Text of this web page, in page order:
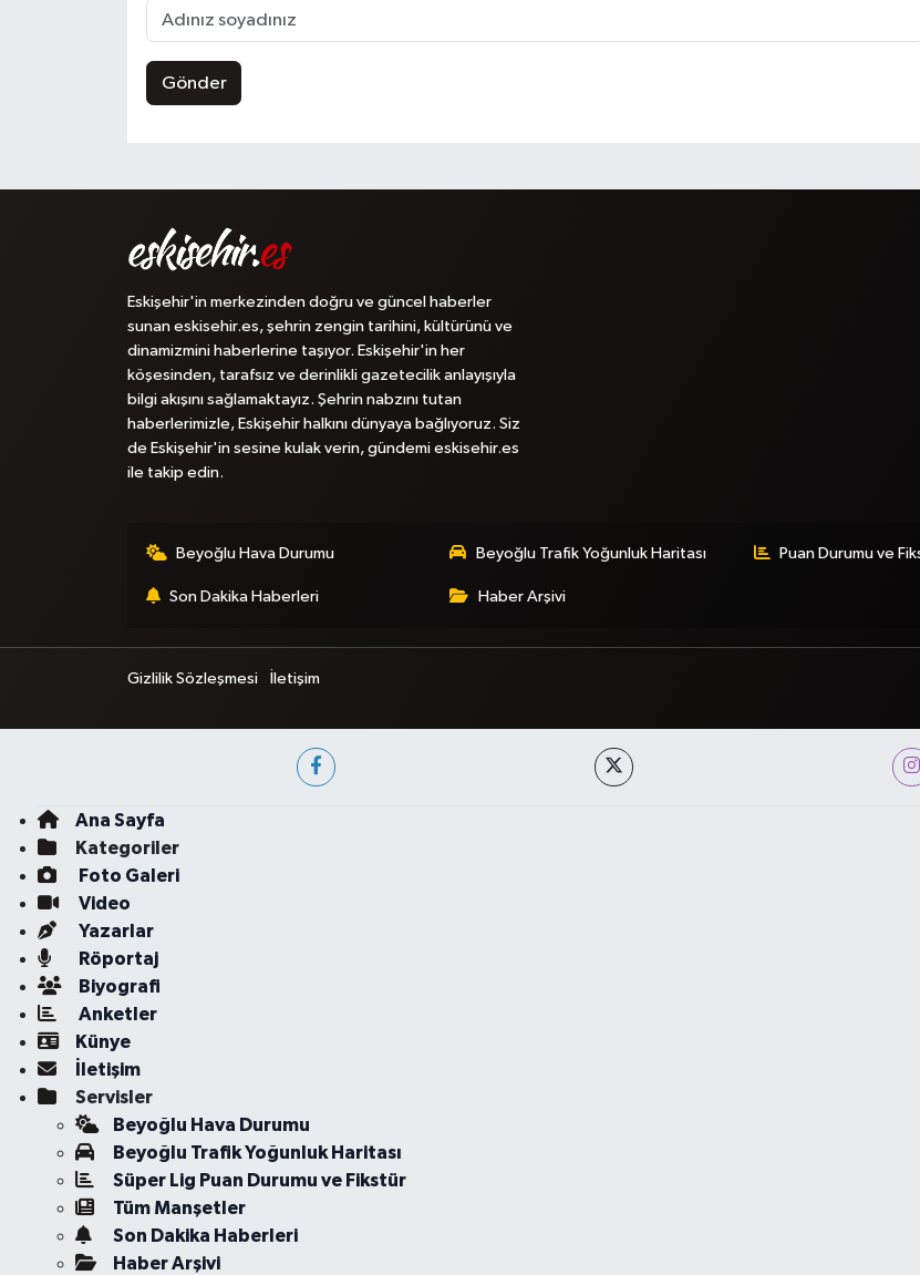
Gönder
Eskişehir'in merkezinden doğru ve güncel haberler
sunan eskisehir.es, şehrin zengin tarihini, kültürünü ve
dinamizmini haberlerine taşıyor. Eskişehir'in her
köşesinden, tarafsız ve derinlikli gazetecilik anlayışıyla
bilgi akışını sağlamaktayız. Şehrin nabzını tutan
haberlerimizle, Eskişehir halkını dünyaya bağlıyoruz. Siz
de Eskişehir'in sesine kulak verin, gündemi eskisehir.es
ile takip edin.
Beyoğlu Hava Durumu Beyoğlu Trafik Yoğunluk Haritası Puan Durumu ve
Son Dakika Haberleri Haber Arşivi
Gizlilik Sözleşmesi İletişim
Ana Sayfa
Kategoriler
Foto Galeri
Video
Yazarlar
Röportaj
Biyografi
Anketler
Künye
İletişim
Servisler
Beyoğlu Hava Durumu
Beyoğlu Trafik Yoğunluk Haritası
Süper Lig Puan Durumu ve Fikstür
Tüm Manşetler
Son Dakika Haberleri
Haber Arşivi